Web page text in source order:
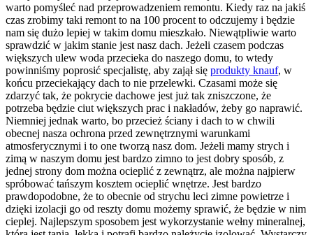
warto pomyśleć nad przeprowadzeniem remontu. Kiedy raz na jakiś
czas zrobimy taki remont to na 100 procent to odczujemy i będzie
nam się dużo lepiej w takim domu mieszkało. Niewątpliwie warto
sprawdzić w jakim stanie jest nasz dach. Jeżeli czasem podczas
większych ulew woda przecieka do naszego domu, to wtedy
powinniśmy poprosić specjalistę, aby zajął się produkty knauf, w
końcu przeciekający dach to nie przelewki. Czasami może się
zdarzyć tak, że pokrycie dachowe jest już tak zniszczone, że
potrzeba będzie ciut większych prac i nakładów, żeby go naprawić.
Niemniej jednak warto, bo przecież ściany i dach to w chwili
obecnej nasza ochrona przed zewnętrznymi warunkami
atmosferycznymi i to one tworzą nasz dom. Jeżeli mamy strych i
zimą w naszym domu jest bardzo zimno to jest dobry sposób, z
jednej strony dom można ocieplić z zewnątrz, ale można najpierw
spróbować tańszym kosztem ocieplić wnętrze. Jest bardzo
prawdopodobne, że to obecnie od strychu leci zimne powietrze i
dzięki izolacji go od reszty domu możemy sprawić, że będzie w nim
cieplej. Najlepszym sposobem jest wykorzystanie wełny mineralnej,